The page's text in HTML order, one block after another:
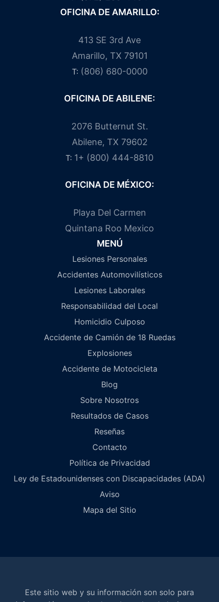
OFICINA DE AMARILLO:
413 SE 3rd Ave
Amarillo, TX 79101
T: (806) 680-0000
OFICINA DE ABILENE:
2076 Butternut St.
Abilene, TX 79602
T: 1+ (800) 444-8810
OFICINA DE MÉXICO:
Playa Del Carmen
Quintana Roo Mexico
MENÚ
Lesiones Personales
Accidentes Automovilísticos
Lesiones Laborales
Responsabilidad del Local
Homicidio Culposo
Accidente de Camión de 18 Ruedas
Explosiones
Accidente de Motocicleta
Blog
Sobre Nosotros
Resultados de Casos
Reseñas
Contacto
Política de Privacidad
Ley de Estadounidenses con Discapacidades (ADA)
Aviso
Mapa del Sitio
Este sitio web y su información son solo para